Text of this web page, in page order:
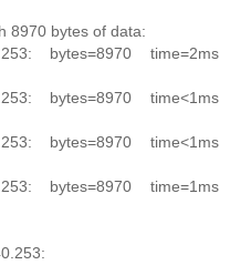
8970 bytes of data:
bytes=8970 time=2ms
bytes=8970 time<1ms
bytes=8970 time<1ms
bytes=8970 time=1ms